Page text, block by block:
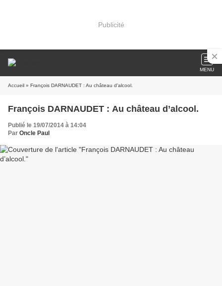
Publicité
MENU
Accueil » François DARNAUDET : Au château d’alcool.
François DARNAUDET : Au château d’alcool.
Publié le 19/07/2014 à 14:04
Par Oncle Paul